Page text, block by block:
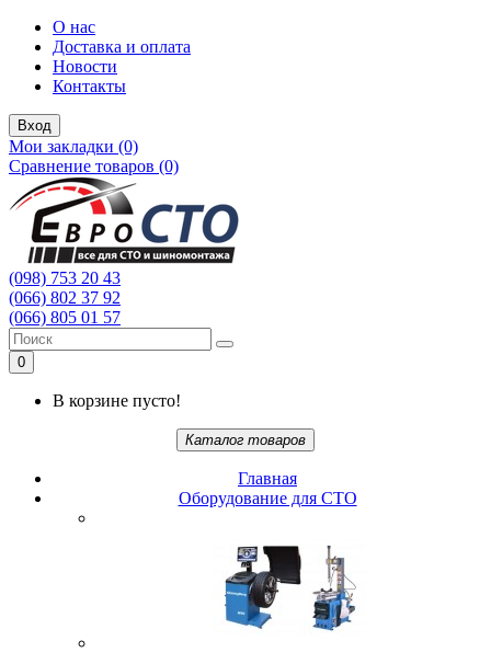
О нас
Доставка и оплата
Новости
Контакты
Вход
Мои закладки (0)
Сравнение товаров (0)
(098) 753 20 43
(066) 802 37 92
(066) 805 01 57
0
В корзине пусто!
Каталог товаров
Главная
Oбopудoвaниe для CTO